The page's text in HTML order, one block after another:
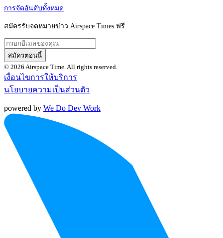
การจัดอันดับทั้งหมด
สมัครรับจดหมายข่าว Airspace Times ฟรี
สมัครตอนนี้
© 2026 Airspace Time. All rights reserved.
เงื่อนไขการให้บริการ
นโยบายความเป็นส่วนตัว
powered by We Do Dev Work